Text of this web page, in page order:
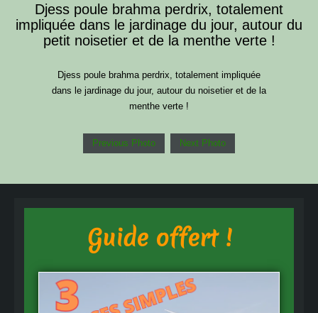
Djess poule brahma perdrix, totalement
impliquée dans le jardinage du jour, autour du
petit noisetier et de la menthe verte !
Djess poule brahma perdrix, totalement impliquée
dans le jardinage du jour, autour du noisetier et de la
menthe verte !
Previous Photo Next Photo
Guide offert !